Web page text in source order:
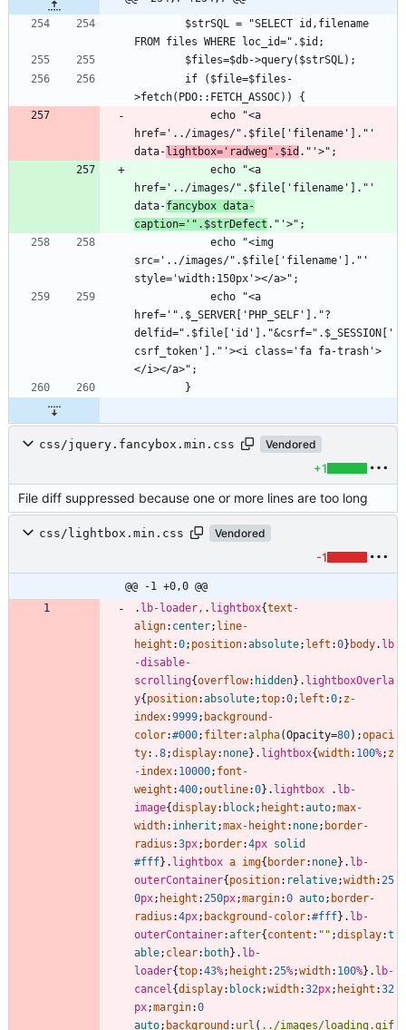
href='../images/".$file['filename']."'
data- lightbox='radweg".$id
href='../images/".$file['filename']."'
data-fancybox data-
caption='".$strDefect
src='../images/".$file['filename']."'
href='".$_SERVER['PHP_SELF']."?
delfid=".$file['id']."&csrf=".$_SESSION['
csrf_token']."'><i class='fa fa-trash'>
css/jquery.fancybox.min.css Vendored
+1
File diff suppressed because one or more lines are too long
css/lightbox.min.css Vendored
-1
@@ -1 +0,0 @@
. lb-loader, . lightbox{text-
align: center; line-
height :0; position:absolute; left :0} body. lb
-disable-
scrolling{overflow: hidden} . lightboxOverla
y{ position:absolute;top:0; left :0; z-
index:9999; background-
color:#000; filter:alpha(Opacity=80) ;opaci
ty: .8;display: none} . lightbox{width: 100%; z
-index: 10000; font-
weight :400;outline:0} . lightbox . lb-
image{display: block; height :auto;max-
width: inherit ;max-height : none; border-
radius :3px; border:4px solid
#fff} . lightbox a img{ border: none} . lb-
outerContainer{ position: relative;width:25
0px; height :250px;margin:0 auto; border-
radius :4px; background-color:#fff} . lb-
outerContainer:after{ content : "" ;display:t
able; clear: both} . lb-
loader{top:43%; height :25%;width: 100%} . lb-
cancel{display: block;width:32px; height :32
px;margin:0
auto; background : url ( ../images/loading.gif